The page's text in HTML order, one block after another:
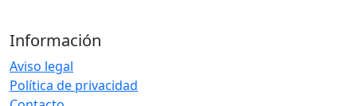
Información
Aviso legal
Política de privacidad